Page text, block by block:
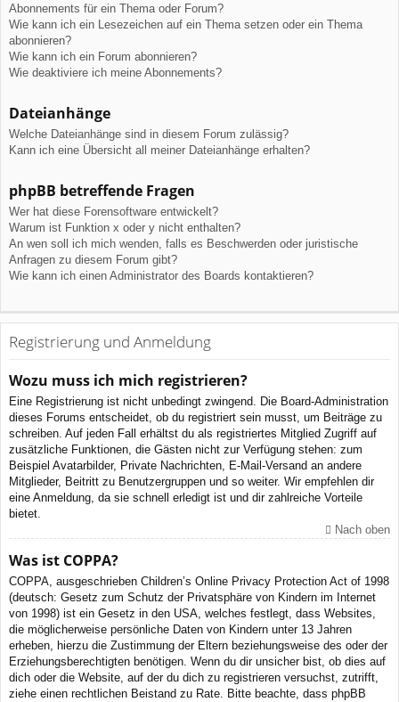
Abonnements für ein Thema oder Forum?
Wie kann ich ein Lesezeichen auf ein Thema setzen oder ein Thema
abonnieren?
Wie kann ich ein Forum abonnieren?
Wie deaktiviere ich meine Abonnements?
Dateianhänge
Welche Dateianhänge sind in diesem Forum zulässig?
Kann ich eine Übersicht all meiner Dateianhänge erhalten?
phpBB betreffende Fragen
Wer hat diese Forensoftware entwickelt?
Warum ist Funktion x oder y nicht enthalten?
An wen soll ich mich wenden, falls es Beschwerden oder juristische
Anfragen zu diesem Forum gibt?
Wie kann ich einen Administrator des Boards kontaktieren?
Registrierung und Anmeldung
Wozu muss ich mich registrieren?
Eine Registrierung ist nicht unbedingt zwingend. Die Board-Administration
dieses Forums entscheidet, ob du registriert sein musst, um Beiträge zu
schreiben. Auf jeden Fall erhältst du als registriertes Mitglied Zugriff auf
zusätzliche Funktionen, die Gästen nicht zur Verfügung stehen: zum
Beispiel Avatarbilder, Private Nachrichten, E-Mail-Versand an andere
Mitglieder, Beitritt zu Benutzergruppen und so weiter. Wir empfehlen dir
eine Anmeldung, da sie schnell erledigt ist und dir zahlreiche Vorteile
bietet.
Nach oben
Was ist COPPA?
COPPA, ausgeschrieben Children’s Online Privacy Protection Act of 1998
(deutsch: Gesetz zum Schutz der Privatsphäre von Kindern im Internet
von 1998) ist ein Gesetz in den USA, welches festlegt, dass Websites,
die möglicherweise persönliche Daten von Kindern unter 13 Jahren
erheben, hierzu die Zustimmung der Eltern beziehungsweise des oder der
Erziehungsberechtigten benötigen. Wenn du dir unsicher bist, ob dies auf
dich oder die Website, auf der du dich zu registrieren versuchst, zutrifft,
ziehe einen rechtlichen Beistand zu Rate. Bitte beachte, dass phpBB